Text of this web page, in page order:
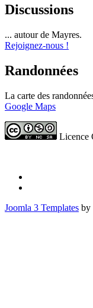
Discussions
... autour de Mayres.
Rejoignez-nous !
Randonnées
La carte des
Google Maps
Licence
Joomla 3 Templates by